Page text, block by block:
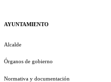
AYUNTAMIENTO
Alcalde
Órganos de gobierno
Normativa y documentación